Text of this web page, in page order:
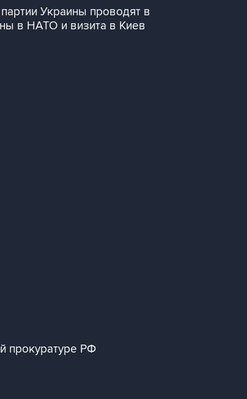
Украины проводят в
в НАТО и визита в Киев
прокуратуре РФ